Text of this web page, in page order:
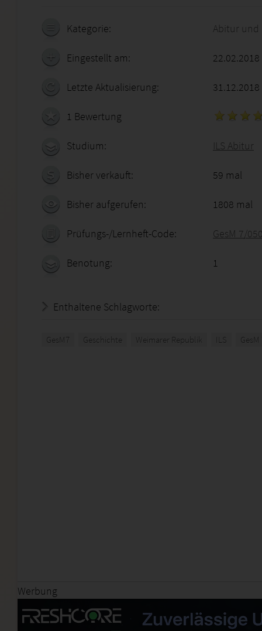
Kategorie: Abitur und
Eingestellt am:
Letzte Aktualisierung: 31.12.2018
1 Bewertung
Studium: ILS Abitur
Bisher verkauft: 59 mal
Bisher aufgerufen: 1808 mal
Prüfungs-/Lernheft-Code: GesM 7/
Benotung: 1
Enthaltene Schlagworte:
GesM7 Geschichte Weimarer Republik ILS
Werbung